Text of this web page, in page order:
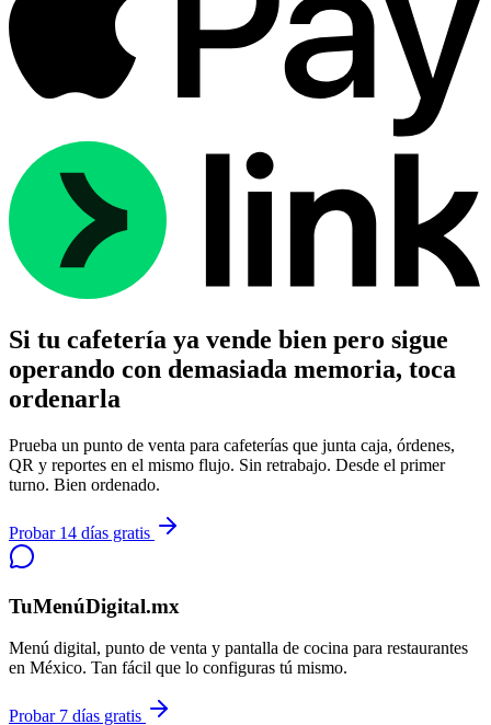
Si tu cafetería ya vende bien pero sigue
operando con demasiada memoria, toca
ordenarla
Prueba un punto de venta para cafeterías que junta caja, órdenes,
QR y reportes en el mismo flujo. Sin retrabajo. Desde el primer
turno. Bien ordenado.
Probar 14 días gratis
TuMenúDigital.mx
Menú digital, punto de venta y pantalla de cocina para restaurantes
en México. Tan fácil que lo configuras tú mismo.
Probar 7 días gratis